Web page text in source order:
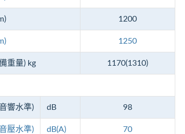
1200
1250
重量) kg 1170(1310)
響水準) dB 98
壓水準) dB(A) 70